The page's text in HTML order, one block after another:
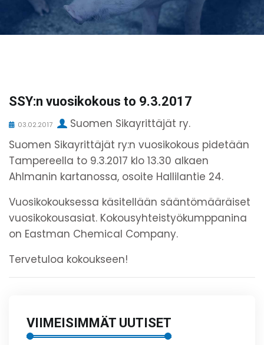
SSY:n vuosikokous to 9.3.2017
03.02.2017
Suomen Sikayrittäjät ry.
Suomen Sikayrittäjät ry:n vuosikokous pidetään
Tampereella to 9.3.2017 klo 13.30 alkaen
Ahlmanin kartanossa, osoite Hallilantie 24.
Vuosikokouksessa käsitellään sääntömääräiset
vuosikokousasiat. Kokousyhteistyökumppanina
on Eastman Chemical Company.
Tervetuloa kokoukseen!
VIIMEISIMMÄT UUTISET